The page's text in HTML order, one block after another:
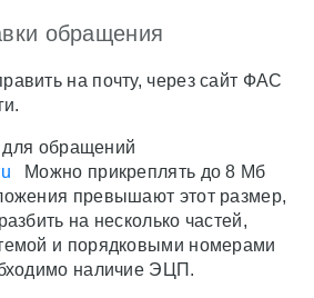
обращения
на почту, через сайт ФАС
обращений
Можно прикреплять до 8 Мб
превышают этот размер,
на несколько частей,
и порядковыми номерами
наличие ЭЦП.